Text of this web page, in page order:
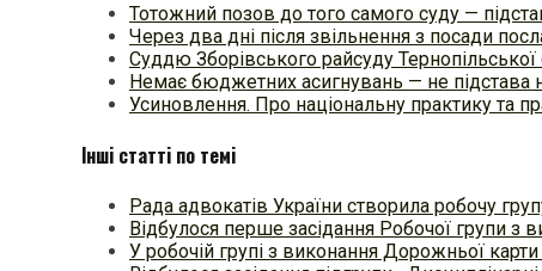
Тотожний позов до того самого суду —
Через два дні після звільнення з посади
Суддю Зборівського райсуду
Немає бюджетних асигнувань — не підстава
Усиновлення. Про національну практику
Інші статті по темі
Рада адвокатів України створила робочу
Відбулося перше засідання Робочої групи з
У робочій групі з виконання Дорожньої